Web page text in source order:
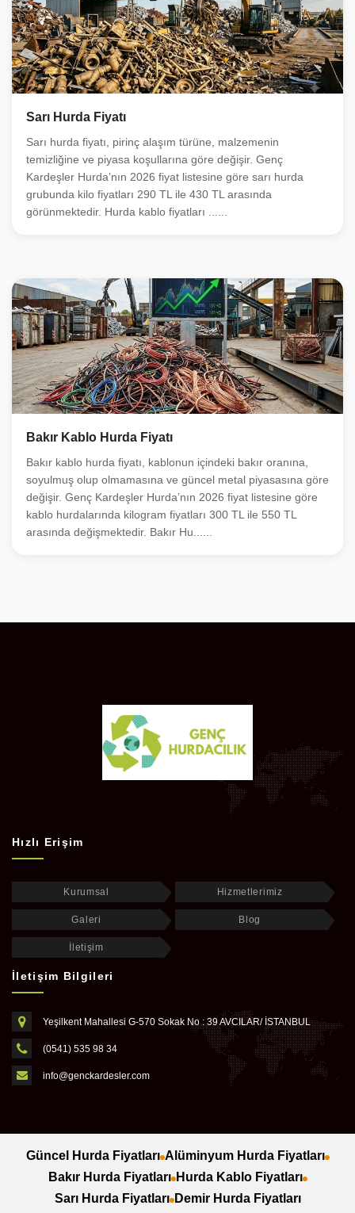
Sarı Hurda Fiyatı
Sarı hurda fiyatı, pirinç alaşım türüne, malzemenin
temizliğine ve piyasa koşullarına göre değişir. Genç
Kardeşler Hurda’nın 2026 fiyat listesine göre sarı hurda
grubunda kilo fiyatları 290 TL ile 430 TL arasında
görünmektedir. Hurda kablo fiyatları ......
Bakır Kablo Hurda Fiyatı
Bakır kablo hurda fiyatı, kablonun içindeki bakır oranına,
soyulmuş olup olmamasına ve güncel metal piyasasına göre
değişir. Genç Kardeşler Hurda’nın 2026 fiyat listesine göre
kablo hurdalarında kilogram fiyatları 300 TL ile 550 TL
arasında değişmektedir. Bakır Hu......
Hızlı Erişim
Kurumsal Hizmetlerimiz
Galeri Blog
İletişim
İletişim Bilgileri
Yeşilkent Mahallesi G-570 Sokak No : 39 AVCILAR/ İSTANBUL
(0541) 535 98 34
info@genckardesler.com
Güncel Hurda Fiyatları Alüminyum Hurda Fiyatları
Bakır Hurda Fiyatları Hurda Kablo Fiyatları
Sarı Hurda Fiyatları Demir Hurda Fiyatları